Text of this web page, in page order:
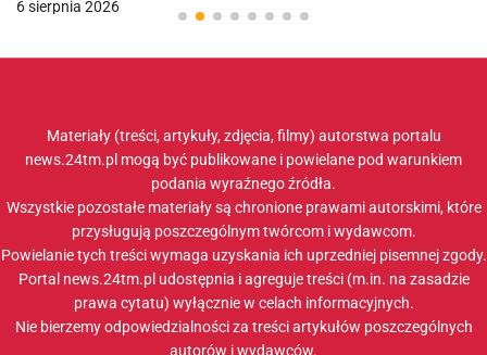
6 sierpnia 2026
Materiały (treści, artykuły, zdjęcia, filmy) autorstwa portalu
news.24tm.pl mogą być publikowane i powielane pod warunkiem
podania wyraźnego źródła.
Wszystkie pozostałe materiały są chronione prawami autorskimi, które
przysługują poszczególnym twórcom i wydawcom.
Powielanie tych treści wymaga uzyskania ich uprzedniej pisemnej zgody.
Portal news.24tm.pl udostępnia i agreguje treści (m.in. na zasadzie
prawa cytatu) wyłącznie w celach informacyjnych.
Nie bierzemy odpowiedzialności za treści artykułów poszczególnych
autorów i wydawców.